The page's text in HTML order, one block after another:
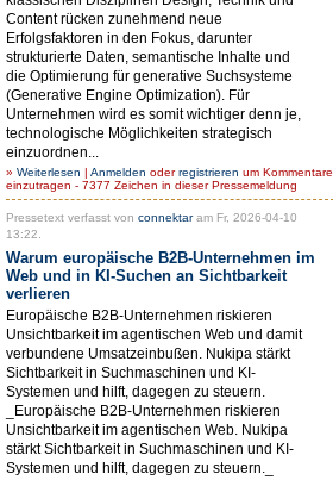
Content rücken zunehmend neue
Erfolgsfaktoren in den Fokus, darunter
strukturierte Daten, semantische Inhalte und
die Optimierung für generative Suchsysteme
(Generative Engine Optimization). Für
Unternehmen wird es somit wichtiger denn je,
technologische Möglichkeiten strategisch
einzuordnen...
» Weiterlesen | Anmelden oderregistrieren um Kommentare
einzutragen - 7377 Zeichen in dieser Pressemeldung
Pressetext verfasst von connektaram Fr, 2026-04-10
13:22.
Warum europäische B2B-Unternehmen im
Web und in KI-Suchen an Sichtbarkeit
verlieren
Europäische B2B-Unternehmen riskieren
Unsichtbarkeit im agentischen Web und damit
verbundene Umsatzeinbußen. Nukipa stärkt
Sichtbarkeit in Suchmaschinen und KI-
Systemen und hilft, dagegen zu steuern.
_Europäische B2B-Unternehmen riskieren
Unsichtbarkeit im agentischen Web. Nukipa
stärkt Sichtbarkeit in Suchmaschinen und KI-
Systemen und hilft, dagegen zu steuern._